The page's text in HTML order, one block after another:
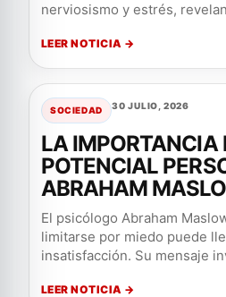
nerviosismo y estrés,
LEER NOTICIA →
SOCIEDAD 30 JULIO, 2026
LA IMPORTANCIA
POTENCIAL
ABRAHAM
El psicólogo Abraham
limitarse por miedo puede
insatisfacción. Su mensaje
LEER NOTICIA →